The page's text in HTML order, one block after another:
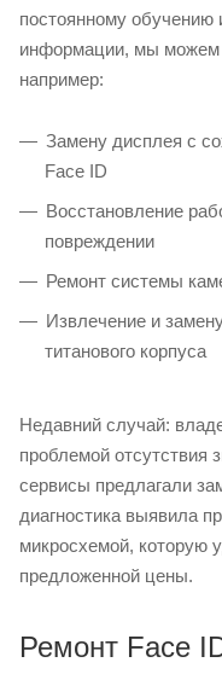
постоянному обучению
информации, мы можем
например:
Замену дисплея с
Face ID
Восстановление
повреждении
Ремонт системы
Извлечение и
титанового корпуса
Недавний случай:
проблемой отсутствия
сервисы предлагали
диагностика выявила
микросхемой, которую
предложенной цены.
Ремонт Face